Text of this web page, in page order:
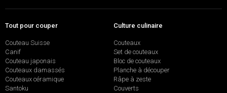
Tout pour couper
Couteau Suisse
Canif
Couteau japonais
Couteaux damassés
Couteaux céramique
Santoku
Culture culinaire
Couteaux
Set de couteaux
Bloc de couteaux
Planche à découper
Râpe à zeste
Couverts